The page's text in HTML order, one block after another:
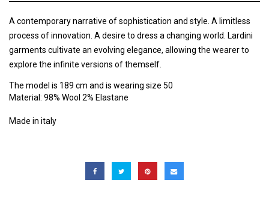
A contemporary narrative of sophistication and style. A limitless
process of innovation. A desire to dress a changing world. Lardini
garments cultivate an evolving elegance, allowing the wearer to
explore the infinite versions of themself.
The model is 189 cm and is wearing size 50
Material: 98% Wool 2% Elastane
Made in italy